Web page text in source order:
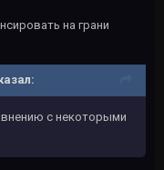
на грани
с некоторыми